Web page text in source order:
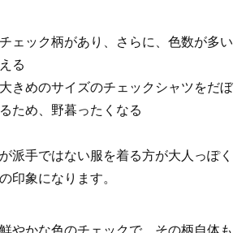
ェック柄があり、さらに、色数が多い
る
きめのサイズのチェックシャツをだぼ
ため、野暮ったくなる
派手ではない服を着る方が大人っぽく
印象になります。